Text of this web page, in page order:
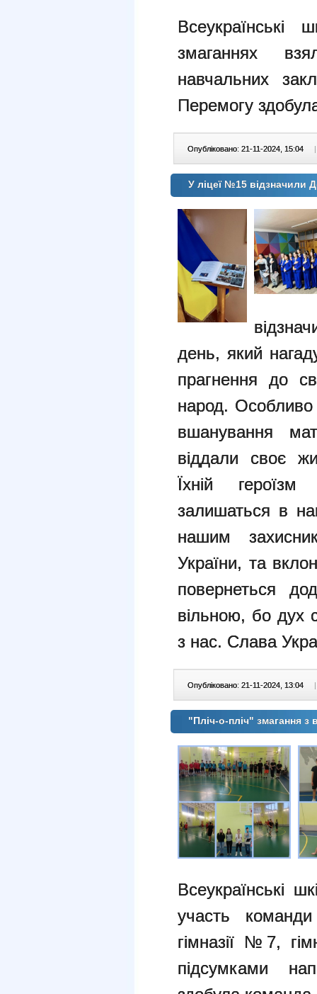
Всеукраїнські
змаганнях
навчальних
Перемогу
Опубліковано: 21-11-2024, 15:04 |
У ліцеї №15 відзначили
день, який
прагнення до
народ.
вшанування
віддали своє
Їхній
залишаться в
нашим
України, та
повернеться
вільною, бо дух
з нас. Слава
Опубліковано: 21-11-2024, 13:04 |
"Пліч-о-пліч" змагання з
Всеукраїнські
участь
гімназії №7,
підсумками